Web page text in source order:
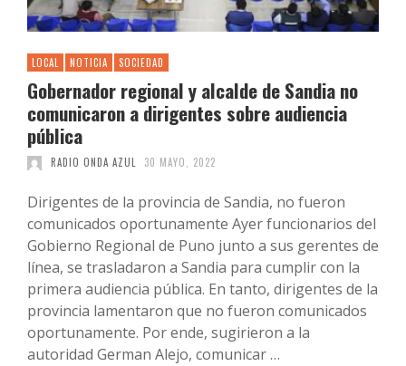
LOCAL NOTICIA SOCIEDAD
Gobernador regional y alcalde de Sandia no
comunicaron a dirigentes sobre audiencia
pública
RADIO ONDA AZUL 30 MAYO, 2022
Dirigentes de la provincia de Sandia, no fueron
comunicados oportunamente Ayer funcionarios del
Gobierno Regional de Puno junto a sus gerentes de
línea, se trasladaron a Sandia para cumplir con la
primera audiencia pública. En tanto, dirigentes de la
provincia lamentaron que no fueron comunicados
oportunamente. Por ende, sugirieron a la
autoridad German Alejo, comunicar …